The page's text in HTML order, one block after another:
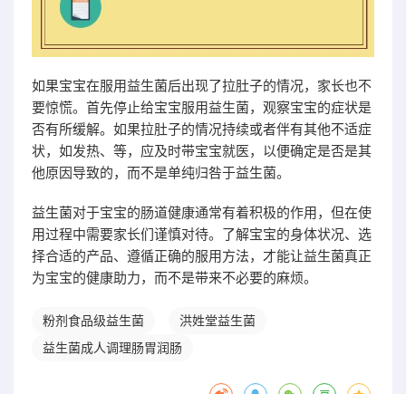
如果宝宝在服用益生菌后出现了拉肚子的情况，家长也不
要惊慌。首先停止给宝宝服用益生菌，观察宝宝的症状是
否有所缓解。如果拉肚子的情况持续或者伴有其他不适症
状，如发热、等，应及时带宝宝就医，以便确定是否是其
他原因导致的，而不是单纯归咎于益生菌。
益生菌对于宝宝的肠道健康通常有着积极的作用，但在使
用过程中需要家长们谨慎对待。了解宝宝的身体状况、选
择合适的产品、遵循正确的服用方法，才能让益生菌真正
为宝宝的健康助力，而不是带来不必要的麻烦。
粉剂食品级益生菌
洪姓堂益生菌
益生菌成人调理肠胃润肠